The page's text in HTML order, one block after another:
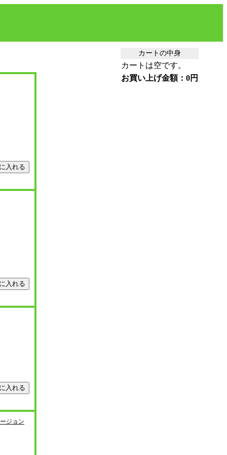
ジョン
カートの中身
カートは空です。
お買い上げ金額：0円